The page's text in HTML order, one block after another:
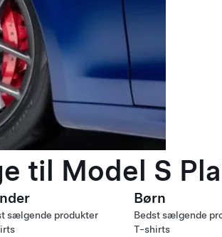
til Model S
sælgende produkter
Børn
Bedst sælgende
T-shirts